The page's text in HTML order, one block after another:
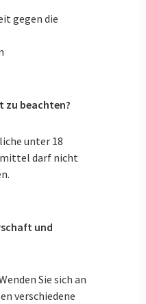
gegen die
zu beachten?
unter 18
darf nicht
und
Sie sich an
verschiedene